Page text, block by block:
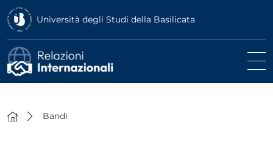
Università degli Studi della Basilicata
Bandi